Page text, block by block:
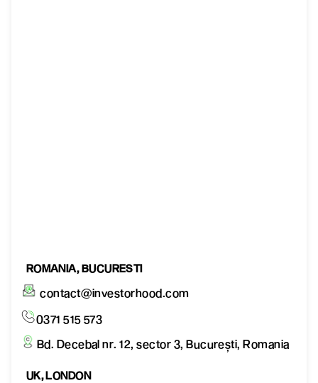
ROMANIA, BUCURESTI
contact@investorhood.com
0371 515 573
Bd. Decebal nr. 12, sector 3, București, Romania
UK, LONDON